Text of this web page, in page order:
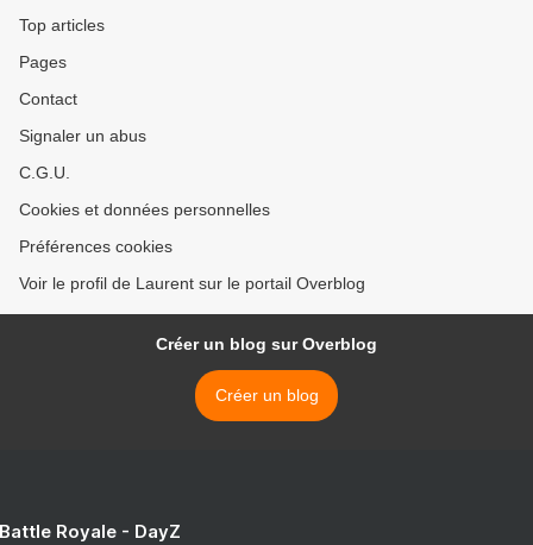
Top articles
Pages
Contact
Signaler un abus
C.G.U.
Cookies et données personnelles
Préférences cookies
Voir le profil de Laurent sur le portail Overblog
Créer un blog sur Overblog
Créer un blog
Royale - DayZ